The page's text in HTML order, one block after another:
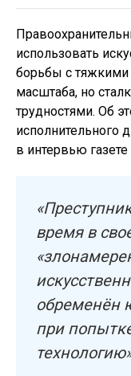
использовать
борьбы с тяжкими
масштаба, но
трудностями. Об
исполнительного
в интервью
время в
обременён
при